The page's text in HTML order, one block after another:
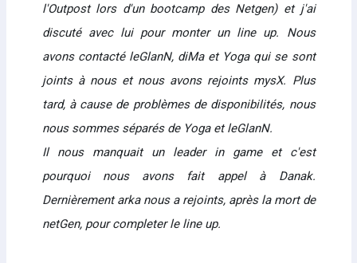
l'Outpost lors d'un bootcamp des Netgen) et j'ai
discuté avec lui pour monter un line up. Nous
avons contacté leGlanN, diMa et Yoga qui se sont
joints à nous et nous avons rejoints mysX. Plus
tard, à cause de problèmes de disponibilités, nous
nous sommes séparés de Yoga et leGlanN.
Il nous manquait un leader in game et c'est
pourquoi nous avons fait appel à Danak.
Dernièrement arka nous a rejoints, après la mort de
netGen, pour completer le line up.